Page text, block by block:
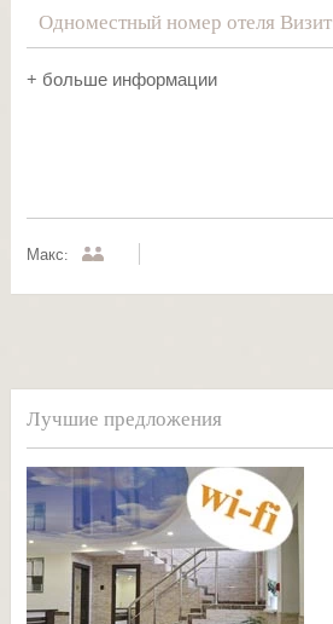
Одноместный номер отеля Визит
+ больше информации
Макс:
Лучшие предложения